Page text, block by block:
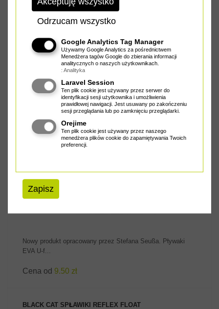
Odrzucam wszystko
Google Analytics Tag Manager
Używamy Google Analytics za pośrednictwem
Menedżera tagów Google do zbierania informacji
analitycznych o naszych użytkownikach.
: Analityka
Laravel Session
Ten plik cookie jest używany przez serwer do
identyfikacji sesji użytkownika i umożliwienia
prawidłowej nawigacji. Jest usuwany po zakończeniu
sesji przeglądania lub po zamknięciu przeglądarki.
Orejime
Ten plik cookie jest używany przez naszego
menedżera plików cookie do zapamiętywania Twoich
preferencji.
Zapisz
Spławik ten, specjalnie zaprojektowany do łowienia w dryfie...
Cena od14.20 zł
BLACK CAT SPŁAWIKI PODWODNE EVA U-FLOAT
Nowy produkt opracowany przez Stefana Seußa. Pływaki
EVA U-f...
Cena od 9.50 zł
BLACK CAT SPŁAWIKI REFLEX FLOAT